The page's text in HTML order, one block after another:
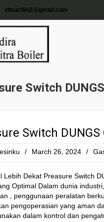
idmarifin2@gmail.com
Switch DUNGS
Switch DUNGS
/ March 26, 2024 /
Lebih Dekat Preasure Switch
Optimal Dalam dunia
, penggunaan peralatan
pengoperasian yang aman
dalam kontrol dan